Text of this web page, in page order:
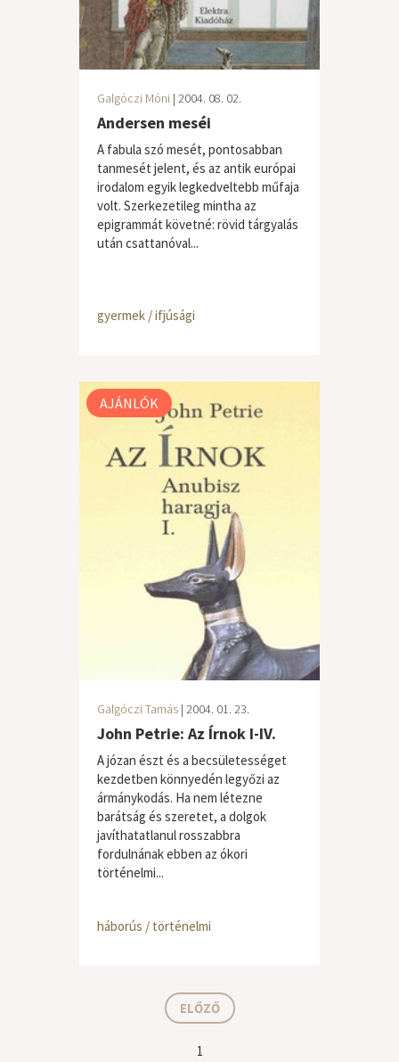
Galgóczi Móni | 2004. 08. 02.
Andersen meséi
A fabula szó mesét, pontosabban
tanmesét jelent, és az antik európai
irodalom egyik legkedveltebb műfaja
volt. Szerkezetileg mintha az
epigrammát követné: rövid tárgyalás
után csattanóval...
gyermek / ifjúsági
AJÁNLÓK
Galgóczi Tamás | 2004. 01. 23.
John Petrie: Az Írnok I-IV.
A józan észt és a becsületességet
kezdetben könnyedén legyőzi az
ármánykodás. Ha nem létezne
barátság és szeretet, a dolgok
javíthatatlanul rosszabbra
fordulnának ebben az ókori
történelmi...
háborús / történelmi
ELŐZŐ
1